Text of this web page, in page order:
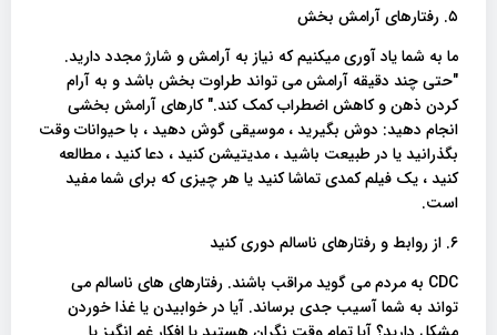
۵. رفتارهای آرامش بخش
ما به شما یاد آوری میکنیم که نیاز به آرامش و شارژ مجدد دارید.
"حتی چند دقیقه آرامش می تواند طراوت بخش باشد و به آرام
کردن ذهن و کاهش اضطراب کمک کند." کارهای آرامش بخشی
انجام دهید: دوش بگیرید ، موسیقی گوش دهید ، با حیوانات وقت
بگذرانید یا در طبیعت باشید ، مدیتیشن کنید ، دعا کنید ، مطالعه
کنید ، یک فیلم کمدی تماشا کنید یا هر چیزی که برای شما مفید
است.
۶. از روابط و رفتارهای ناسالم دوری کنید
CDC به مردم می گوید مراقب باشند. رفتارهای های ناسالم می
تواند به شما آسیب جدی برساند. آیا در خوابیدن یا غذا خوردن